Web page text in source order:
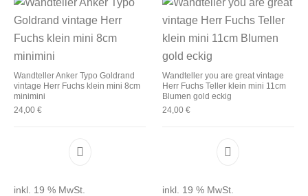
Wandteller Anker Typo Goldrand
vintage Herr Fuchs klein mini 8cm
minimini
24,00€
inkl. 19 % MwSt.
Wandteller you are great vintage
Herr Fuchs Teller klein mini 11cm
Blumen gold eckig
24,00 €
inkl. 19 % MwSt.